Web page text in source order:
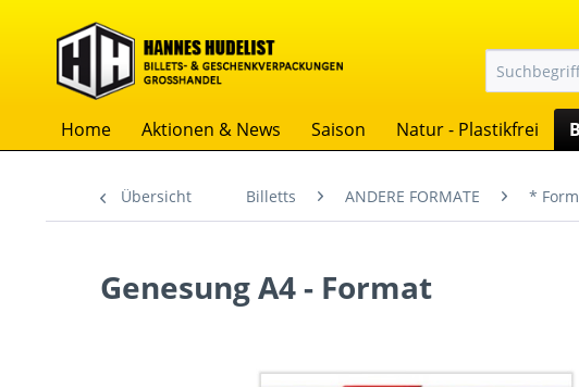
Home Aktionen & News Saison Natur - Plastikfrei
Übersicht Billetts ANDERE FORMATE *
Genesung A4 - Format